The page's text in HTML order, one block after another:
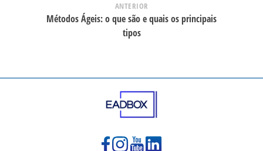
ANTERIOR
Métodos Ágeis: o que são e quais os principais
tipos